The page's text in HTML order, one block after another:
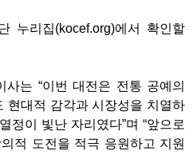
누리집(kocef.org)에서 확인할
사는 “이번 대전은 전통 공예의
현대적 감각과 시장성을 치열하
정이 빛난 자리였다”며 “앞으로
적 도전을 적극 응원하고 지원